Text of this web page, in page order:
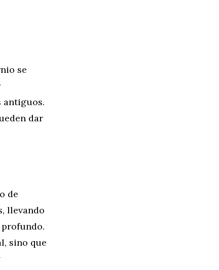
se
antiguos.
dar
de
llevando
sino que